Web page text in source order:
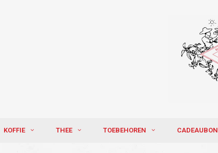
KOFFIE THEE TOEBEHOREN CADEAUBON